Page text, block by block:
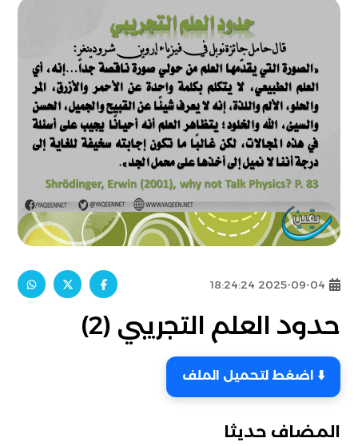
2025-09-04 18:24:24
حدود العلم التجريبي (2)
⬇️ اضغط لتحميل الملف
المضاف حديثا